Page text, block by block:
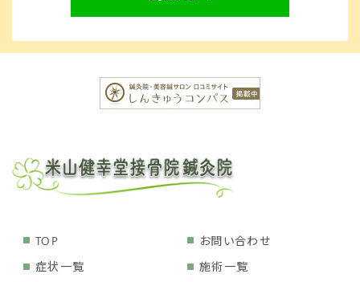
TOP
お問い合わせ
症状一覧
施術一覧